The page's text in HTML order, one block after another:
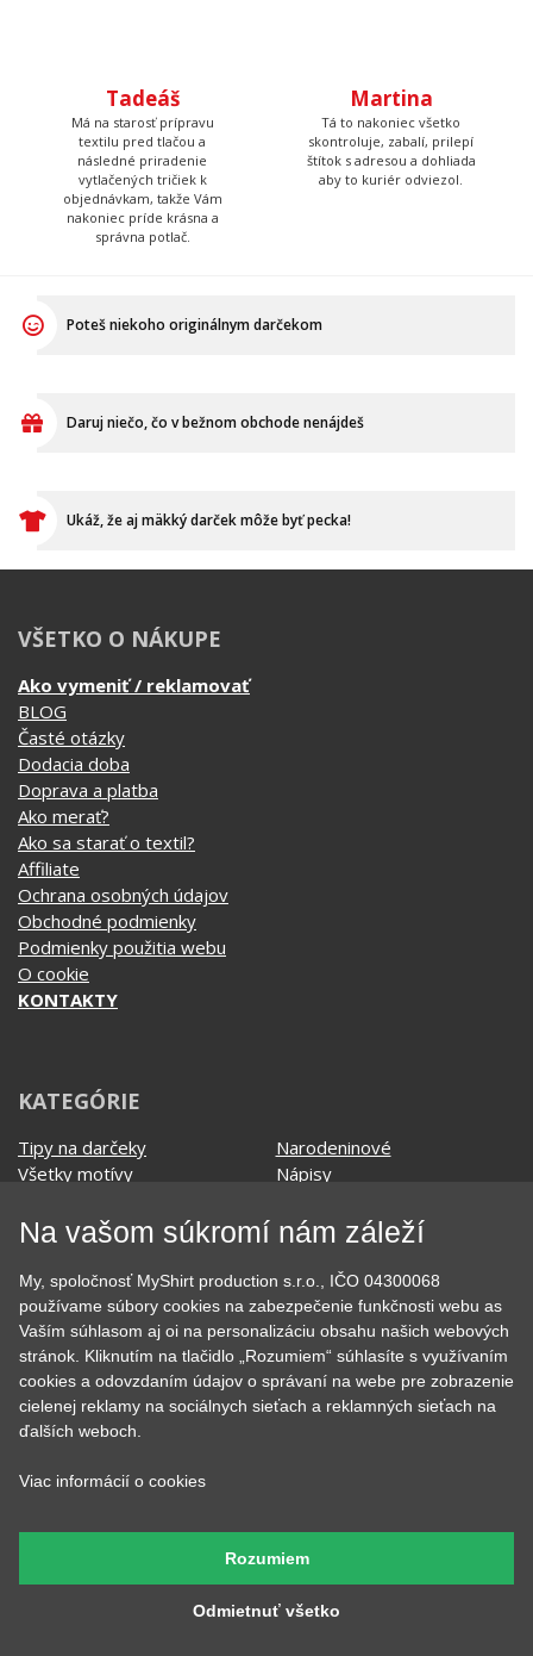
Tadeáš
Má na starosť prípravu
textilu pred tlačou a
následné priradenie
vytlačených tričiek k
objednávkam, takže Vám
nakoniec príde krásna a
správna potlač.
Martina
Tá to nakoniec všetko
skontroluje, zabalí, prilepí
štítok s adresou a dohliada
aby to kuriér odviezol.
Poteš niekoho originálnym darčekom
Daruj niečo, čo v bežnom obchode nenájdeš
Ukáž, že aj mäkký darček môže byť pecka!
VŠETKO O NÁKUPE
Ako vymeniť / reklamovať
BLOG
Časté otázky
Dodacia doba
Doprava a platba
Ako merať?
Ako sa starať o textil?
Affiliate
Ochrana osobných údajov
Obchodné podmienky
Podmienky použitia webu
O cookie
KONTAKTY
KATEGÓRIE
Tipy na darčeky
Všetky motívy
Auto - Moto
Cestovanie
EKG - moje srdce bije
Evolúcia
Film a Seriál
Geek
Hobby
Hudobné
Kvetiny
Narodeninové
Nápisy
Pre kamarátky a kamarátov
Sex
Športy
Školské
Tehotenské tričká
Vianoce a Veľká noc
Vojenské
Na vašom súkromí nám záleží
My, spoločnosť MyShirt production s.r.o., IČO 04300068
používame súbory cookies na zabezpečenie funkčnosti webu as
Vaším súhlasom aj oi na personalizáciu obsahu našich webových
stránok. Kliknutím na tlačidlo „Rozumiem“ súhlasíte s využívaním
cookies a odovzdaním údajov o správaní na webe pre zobrazenie
cielenej reklamy na sociálnych sieťach a reklamných sieťach na
ďalších weboch.
Viac informácií o cookies
Odmietnuť všetko
Rozumiem